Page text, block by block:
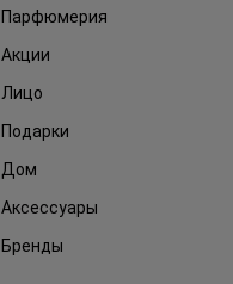
Парфюмерия
Акции
Лицо
Подарки
Дом
Аксессуары
Бренды